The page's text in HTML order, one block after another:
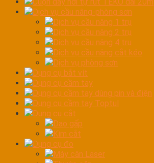
Dịch vụ cầu nâng-phòng sơn
Dịch vụ cầu nâng 1 trụ
Dịch vụ cầu nâng 2 trụ
Dịch vụ cầu nâng 4 trụ
Dịch vụ cầu nâng cắt kéo
Dịch vụ phòng sơn
Dụng cụ bắt vít
Dụng cụ cầm tay
Dụng cụ cầm tay dùng pin và điện
Dụng cụ cầm tay Toptul
Dụng cụ cắt
Dao gấp
Kìm cắt
Dụng cụ đo
Máy cân Laser